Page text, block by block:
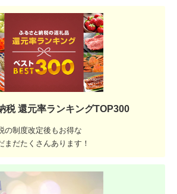
税 還元率ランキングTOP300
の制度改定後もお得な
まだたくさんあります！